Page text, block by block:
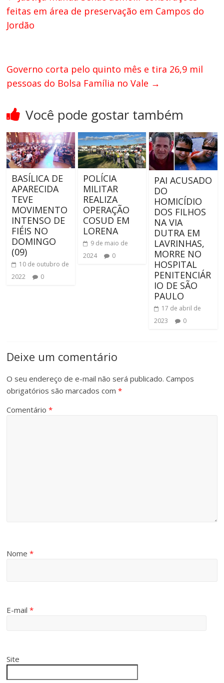
feitas em área de preservação em Campos do
Jordão
Governo corta pelo quinto mês e tira 26,9 mil
pessoas do Bolsa Família no Vale →
Você pode gostar também
BASÍLICA DE
APARECIDA
TEVE
MOVIMENTO
INTENSO DE
FIÉIS NO
DOMINGO
(09)
10 de outubro de
2022
0
POLÍCIA
MILITAR
REALIZA
OPERAÇÃO
COSUD EM
LORENA
9 de maio de
2024
0
PAI ACUSADO
DO
HOMICÍDIO
DOS FILHOS
NA VIA
DUTRA EM
LAVRINHAS,
MORRE NO
HOSPITAL
PENITENCIÁR
IO DE SÃO
PAULO
17 de abril de
2023
0
Deixe um comentário
O seu endereço de e-mail não será publicado. Campos
obrigatórios são marcados com*
Comentário*
Nome*
E-mail*
Site